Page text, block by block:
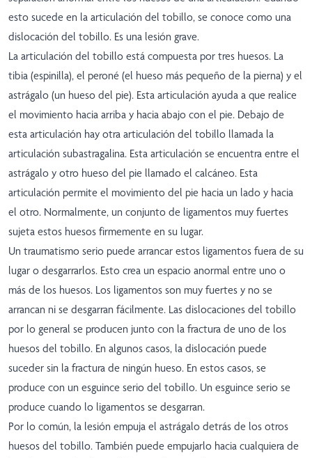
esto sucede en la articulación del tobillo, se conoce como una
dislocación del tobillo. Es una lesión grave.
La articulación del tobillo está compuesta por tres huesos. La
tibia (espinilla), el peroné (el hueso más pequeño de la pierna) y el
astrágalo (un hueso del pie). Esta articulación ayuda a que realice
el movimiento hacia arriba y hacia abajo con el pie. Debajo de
esta articulación hay otra articulación del tobillo llamada la
articulación subastragalina. Esta articulación se encuentra entre el
astrágalo y otro hueso del pie llamado el calcáneo. Esta
articulación permite el movimiento del pie hacia un lado y hacia
el otro. Normalmente, un conjunto de ligamentos muy fuertes
sujeta estos huesos firmemente en su lugar.
Un traumatismo serio puede arrancar estos ligamentos fuera de su
lugar o desgarrarlos. Esto crea un espacio anormal entre uno o
más de los huesos. Los ligamentos son muy fuertes y no se
arrancan ni se desgarran fácilmente. Las dislocaciones del tobillo
por lo general se producen junto con la fractura de uno de los
huesos del tobillo. En algunos casos, la dislocación puede
suceder sin la fractura de ningún hueso. En estos casos, se
produce con un esguince serio del tobillo. Un esguince serio se
produce cuando lo ligamentos se desgarran.
Por lo común, la lesión empuja el astrágalo detrás de los otros
huesos del tobillo. También puede empujarlo hacia cualquiera de